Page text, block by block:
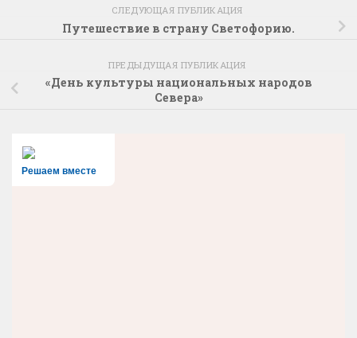
СЛЕДУЮЩАЯ ПУБЛИКАЦИЯ
Путешествие в страну Светофорию.
ПРЕДЫДУЩАЯ ПУБЛИКАЦИЯ
«День культуры национальных народов
Севера»
Решаем вместе